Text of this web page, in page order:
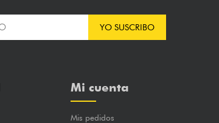
YO SUSCRIBO
Mi cuenta
Mis pedidos